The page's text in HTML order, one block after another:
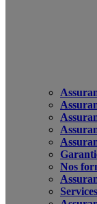
Nos